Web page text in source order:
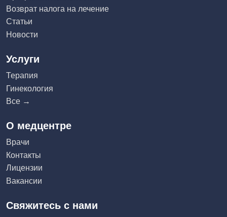
Возврат налога на лечение
Статьи
Новости
Услуги
Терапия
Гинекология
Все →
О медцентре
Врачи
Контакты
Лицензии
Вакансии
Свяжитесь с нами